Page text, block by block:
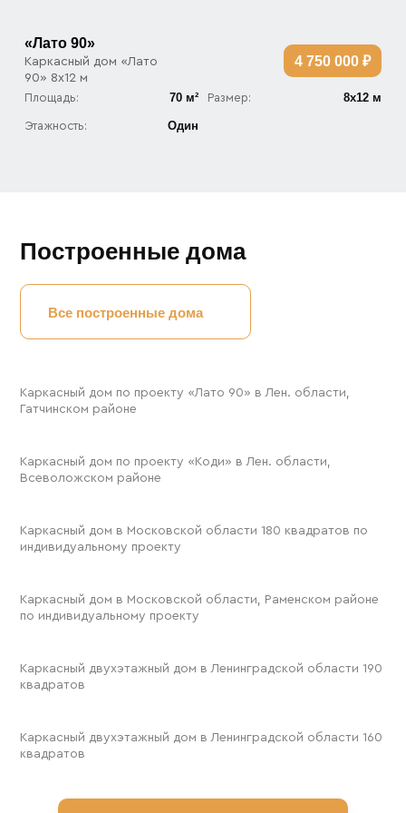
«Лато 90»
Каркасный дом «Лато
90» 8х12 м
4 750 000 ₽
Площадь: 70 м² Размер: 8х12 м
Этажность: Один
Построенные дома
Все построенные дома
78 м²
Каркасный дом по проекту «Лато 90» в Лен. области,
Гатчинском районе
165 м²
Каркасный дом по проекту «Коди» в Лен. области,
Всеволожском районе
200 м²
Каркасный дом в Московской области 180 квадратов по
индивидуальному проекту
100 м²
Каркасный дом в Московской области, Раменском районе
по индивидуальному проекту
190 м²
Каркасный двухэтажный дом в Ленинградской области 190
квадратов
160 м²
Каркасный двухэтажный дом в Ленинградской области 160
квадратов